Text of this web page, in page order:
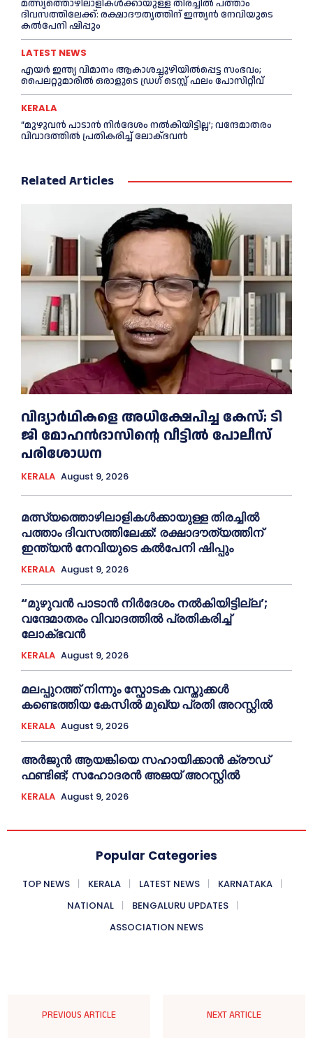
മത്സ്യത്തൊഴിലാളികള്‍ക്കായുള്ള തിരച്ചില്‍ പത്താം
ദിവസത്തിലേക്ക്: രക്ഷാദൗത്യത്തിന് ഇന്ത്യൻ നേവിയുടെ
കല്‍പേനി ഷിപ്പും
LATEST NEWS
എയര്‍ ഇന്ത്യ വിമാനം ആകാശച്ചുഴിയില്‍പ്പെട്ട സംഭവം;
പൈലറ്റുമാരില്‍ ഒരാളുടെ ഡ്രഗ് ടെസ്റ്റ് ഫലം പോസിറ്റീവ്
KERALA
“മുഴുവൻ പാടാൻ നിര്‍ദേശം നല്‍കിയിട്ടില്ല’; വന്ദേമാതരം
വിവാദത്തില്‍ പ്രതികരിച്ച്‌ ലോക്ഭവൻ
Related Articles
വിദ്യാര്‍ഥികളെ അധിക്ഷേപിച്ച കേസ്; ടി
ജി മോഹന്‍ദാസിന്റെ വീട്ടില്‍ പോലീസ്
പരിശോധന
KERALA August 9, 2026
മത്സ്യത്തൊഴിലാളികള്‍ക്കായുള്ള തിരച്ചില്‍
പത്താം ദിവസത്തിലേക്ക്: രക്ഷാദൗത്യത്തിന്
ഇന്ത്യൻ നേവിയുടെ കല്‍പേനി ഷിപ്പും
KERALA August 9, 2026
“മുഴുവൻ പാടാൻ നിര്‍ദേശം നല്‍കിയിട്ടില്ല’;
വന്ദേമാതരം വിവാദത്തില്‍ പ്രതികരിച്ച്‌
ലോക്ഭവൻ
KERALA August 9, 2026
മലപ്പുറത്ത് നിന്നും സ്ഫോടക വസ്തുക്കള്‍
കണ്ടെത്തിയ കേസില്‍ മുഖ‍്യ പ്രതി അറസ്റ്റില്‍
KERALA August 9, 2026
അര്‍ജുന്‍ ആയങ്കിയെ സഹായിക്കാൻ ക്രൗഡ്
ഫണ്ടിങ്; സഹോദരന്‍ അജയ് അറസ്റ്റില്‍
KERALA August 9, 2026
Popular Categories
TOP NEWS KERALA LATEST NEWS
KARNATAKA
NATIONAL
BENGALURU UPDATES
ASSOCIATION NEWS
PREVIOUS ARTICLE NEXT ARTICLE